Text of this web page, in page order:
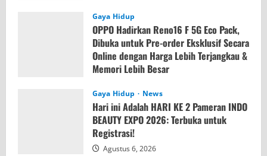
Gaya Hidup
OPPO Hadirkan Reno16 F 5G Eco Pack,
Dibuka untuk Pre-order Eksklusif Secara
Online dengan Harga Lebih Terjangkau &
Memori Lebih Besar
Gaya Hidup
News
Hari ini Adalah HARI KE 2 Pameran INDO
BEAUTY EXPO 2026: Terbuka untuk
Registrasi!
Agustus 6, 2026